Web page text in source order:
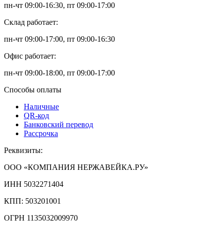
пн-чт 09:00-16:30, пт 09:00-17:00
Склад работает:
пн-чт 09:00-17:00, пт 09:00-16:30
Офис работает:
пн-чт 09:00-18:00, пт 09:00-17:00
Способы оплаты
Наличные
QR-код
Банковский перевод
Рассрочка
Реквизиты:
ООО «КОМПАНИЯ НЕРЖАВЕЙКА.РУ»
ИНН 5032271404
КПП: 503201001
ОГРН 1135032009970